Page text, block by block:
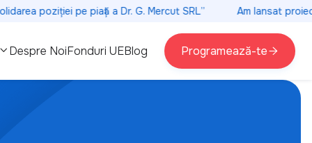
poziției pe piață a Dr. G. Mercut SRL” Am lansat
Despre NoiFonduri UEBlog Programează-te